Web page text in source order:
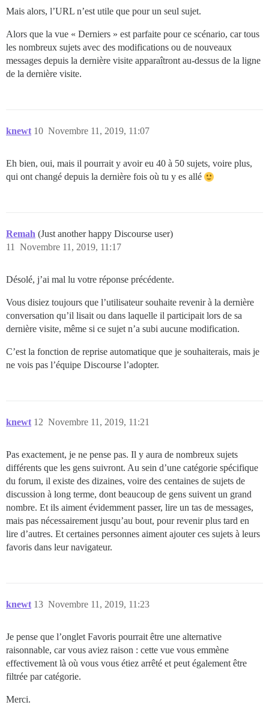
Mais alors, l’URL n’est utile que pour un seul sujet.
Alors que la vue « Derniers » est parfaite pour ce scénario, car tous
les nombreux sujets avec des modifications ou de nouveaux
messages depuis la dernière visite apparaîtront au-dessus de la ligne
de la dernière visite.
knewt Novembre 11, 2019, 11:07
10
Eh bien, oui, mais il pourrait y avoir eu 40 à 50 sujets, voire plus,
qui ont changé depuis la dernière fois où tu y es allé
Remah (Just another happy Discourse user)
Novembre 11, 2019, 11:17
11
Désolé, j’ai mal lu votre réponse précédente.
Vous disiez toujours que l’utilisateur souhaite revenir à la dernière
conversation qu’il lisait ou dans laquelle il participait lors de sa
dernière visite, même si ce sujet n’a subi aucune modification.
C’est la fonction de reprise automatique que je souhaiterais, mais je
ne vois pas l’équipe Discourse l’adopter.
knewt Novembre 11, 2019, 11:21
12
Pas exactement, je ne pense pas. Il y aura de nombreux sujets
différents que les gens suivront. Au sein d’une catégorie spécifique
du forum, il existe des dizaines, voire des centaines de sujets de
discussion à long terme, dont beaucoup de gens suivent un grand
nombre. Et ils aiment évidemment passer, lire un tas de messages,
mais pas nécessairement jusqu’au bout, pour revenir plus tard en
lire d’autres. Et certaines personnes aiment ajouter ces sujets à leurs
favoris dans leur navigateur.
knewt Novembre 11, 2019, 11:23
13
Je pense que l’onglet Favoris pourrait être une alternative
raisonnable, car vous aviez raison : cette vue vous emmène
effectivement là où vous vous étiez arrêté et peut également être
filtrée par catégorie.
Merci.